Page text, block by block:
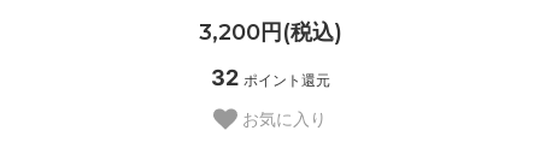
3,200円(税込)
32 ポイント還元
お気に入り